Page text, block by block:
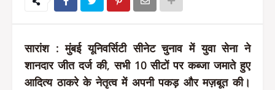
सारांश : मुंबई यूनिवर्सिटी सीनेट चुनाव में युवा सेना ने
शानदार जीत दर्ज की, सभी 10 सीटों पर कब्जा जमाते हुए
आदित्य ठाकरे के नेतृत्व में अपनी पकड़ और मज़बूत की।